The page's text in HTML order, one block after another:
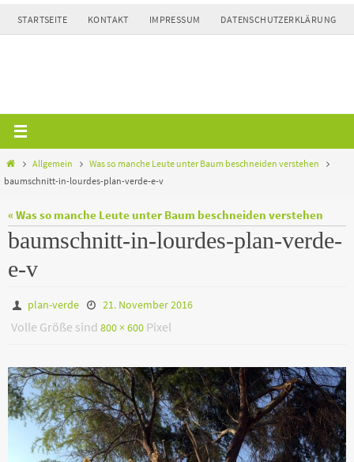
Zum
Inhalt
STARTSEITE KONTAKT IMPRESSUM DATENSCHUTZERKLÄRUNG
HomeAllgemein
Was so manche Leute unter Baum beschneiden verstehen
baumschnitt-in-lourdes-plan-verde-e-v
« Was so manche Leute unter Baum beschneiden verstehen
baumschnitt-in-lourdes-plan-verde-
e-v
plan-verde 21. November 2016
Volle Größe sind 800 × 600 Pixel